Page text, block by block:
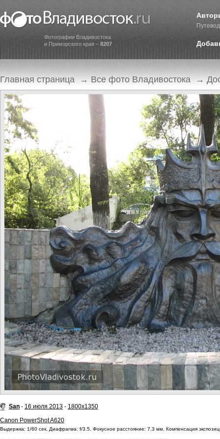
Фотографии Владивостока
и Приморского края – 8207
Главная страница → Все фото Владивостока →
San - 16 июля 2013 - 1800x1350
Canon PowerShot A620
Выдержка: 1/60 сек. Диафрагма: f/3.5. Фокусное расстояние: 7.3 мм. Компенсация